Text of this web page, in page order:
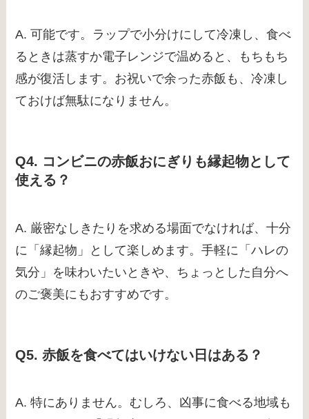
A. 可能です。ラップで小分けにして冷凍し、食べ
るときは蒸すか電子レンジで温めると、もちもち
感が復活します。お祝いで余った赤飯も、冷凍し
ておけば無駄になりません。
Q4. コンビニの赤飯おにぎりも縁起物として
使える？
A. 厳密なしきたりを求める場面でなければ、十分
に「縁起物」として楽しめます。手軽に「ハレの
気分」を味わいたいときや、ちょっとした自分へ
のご褒美にもおすすめです。
Q5. 赤飯を食べてはいけない日はある？
A. 特にありません。むしろ、凶事に食べる地域も